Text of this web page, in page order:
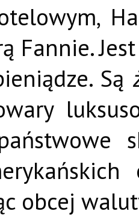
Fannie.
Są
obcej